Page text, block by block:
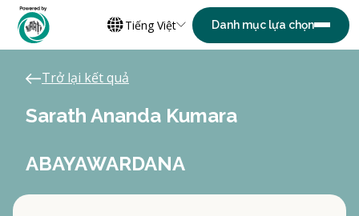
Tiếng Việt
Trở lại kết quả
Sarath Ananda Kumara
ABAYAWARDANA